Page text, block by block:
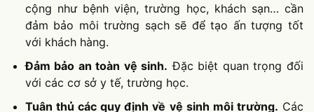
cộng như bệnh viện, trường học, khách sạn… cần
đảm bảo môi trường sạch sẽ để tạo ấn tượng tốt
với khách hàng.
Đảm bảo an toàn vệ sinh. Đặc biệt quan trọng đối
với các cơ sở y tế, trường học.
Tuân thủ các quy định về vệ sinh môi trường. Các